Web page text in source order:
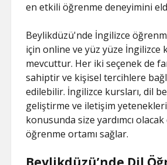
en etkili öğrenme deneyimini
Beylikdüzü'nde İngilizce
için online ve yüz yüze İngilizce
mevcuttur. Her iki seçenek de
sahiptir ve kişisel tercihlere
edilebilir. İngilizce kursları, dil
geliştirme ve iletişim
konusunda size yardımcı
öğrenme ortamı sağlar.